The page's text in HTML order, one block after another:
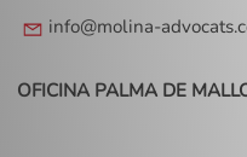
info@molina-
OFICINA PALMA DE